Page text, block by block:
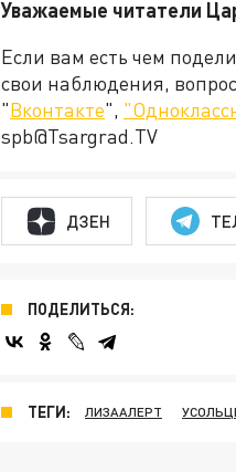
Уважаемые читатели
Если вам есть чем
свои наблюдения,
"Вконтакте",
spb@Tsargrad.TV
ДЗЕН
ПОДЕЛИТЬСЯ:
ТЕГИ: ЛИЗААЛЕРТ